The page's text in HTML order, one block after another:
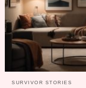
SURVIVOR STORIES